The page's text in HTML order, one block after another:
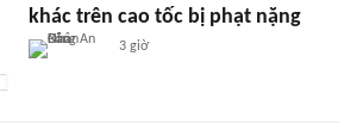
khác trên cao tốc bị phạt nặng
3 giờ